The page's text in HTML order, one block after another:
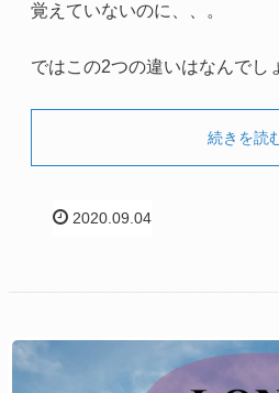
覚えていないのに、、。
ではこの2つの違いはなんでし
続きを読
2020.09.04